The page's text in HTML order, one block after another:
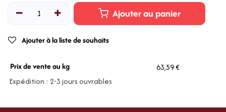
Ajouter au panier
Ajouter à la liste de souhaits
Prix de vente au kg
63,59 €
Expédition : 2-3 jours ouvrables